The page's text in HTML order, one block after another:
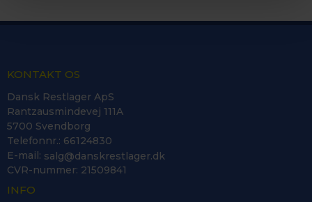
KONTAKT OS
Dansk Restlager ApS
Rantzausmindevej 111A
5700 Svendborg
Telefonnr.: 66124830
E-mail: salg@danskrestlager.dk
CVR-nummer: 21509841
INFO